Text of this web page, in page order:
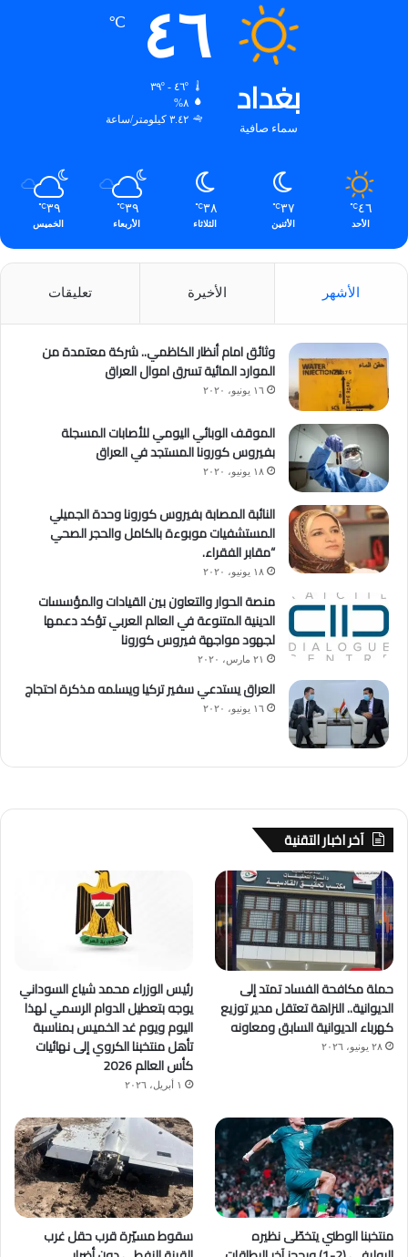
بغداد
سماء صافية
٤٦ ℃
٤٦º - ٣٩º
٨%
٣.٤٢ كيلومتر/ساعة
٤٦℃
الأحد
٣٧℃
الأثنين
٣٨℃
الثلاثاء
٣٩℃
الأربعاء
٣٩℃
الخميس
الأشهر الأخيرة تعليقات
وثائق امام أنظار الكاظمي.. شركة معتمدة من
الموارد المائية تسرق اموال العراق
١٦ يونيو، ٢٠٢٠
الموقف الوبائي اليومي للأصابات المسجلة
بفيروس كورونا المستجد في العراق
١٨ يونيو، ٢٠٢٠
النائبة المصابة بفيروس كورونا وحدة الجميلي
المستشفيات موبوءة بالكامل والحجر الصحي
“مقابر الفقراء.
١٨ يونيو، ٢٠٢٠
منصة الحوار والتعاون بين القيادات والمؤسسات
الدينية المتنوعة في العالم العربي تؤكد دعمها
لجهود مواجهة فيروس كورونا
٢١ مارس، ٢٠٢٠
العراق يستدعي سفير تركيا ويسلمه مذكرة احتجاج
١٦ يونيو، ٢٠٢٠
آخر اخبار التقنية
حملة مكافحة الفساد تمتد إلى
الديوانية.. النزاهة تعتقل مدير توزيع
كهرباء الديوانية السابق ومعاونه
٢٨ يونيو، ٢٠٢٦
رئيس الوزراء محمد شياع السوداني
يوجه بتعطيل الدوام الرسمي لهذا
اليوم ويوم غد الخميس بمناسبة
تأهل منتخبنا الكروي إلى نهائيات
كأس العالم 2026
١ أبريل، ٢٠٢٦
منتخبنا الوطني يتخطّى نظيره
سقوط مسيّرة قرب حقل غرب